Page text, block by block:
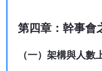
第四章：幹事會
（一）架構與人數